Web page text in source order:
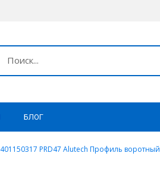
БЛОГ
401150317 PRD47 Alutech Профиль